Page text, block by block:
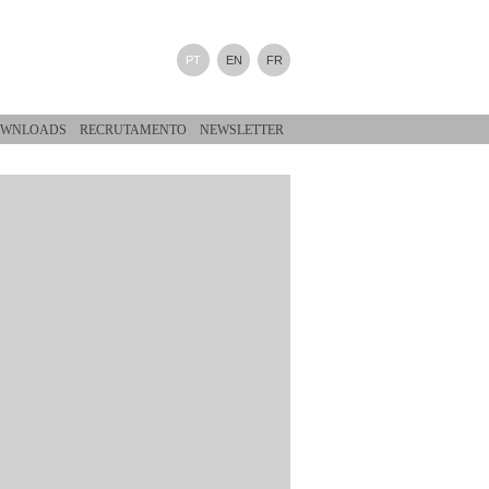
PT EN FR
RECRUTAMENTO NEWSLETTER